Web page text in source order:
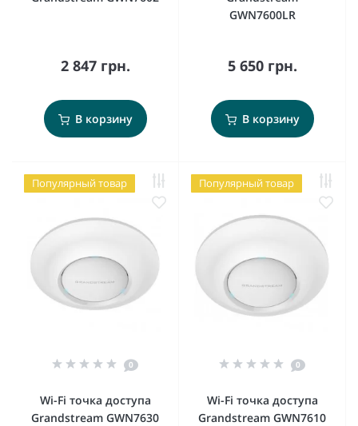
2 847 грн.
В корзину
GWN7600LR
5 650 грн.
В корзину
Популярный товар
0
Wi-Fi точка доступа
Grandstream GWN7630
Популярный товар
0
Wi-Fi точка доступа
Grandstream GWN7610